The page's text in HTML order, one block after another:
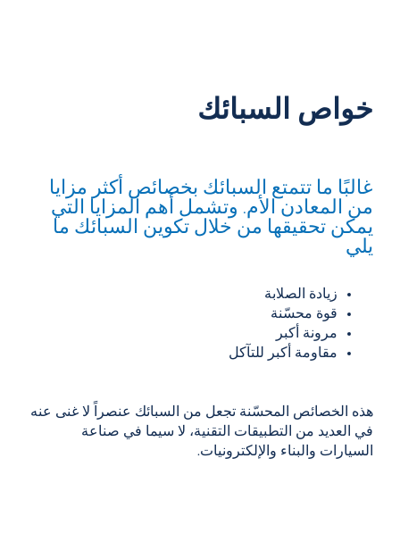
خواص السبائك
غالبًا ما تتمتع السبائك بخصائص أكثر مزايا
من المعادن الأم. وتشمل أهم المزايا التي
يمكن تحقيقها من خلال تكوين السبائك ما
يلي
زيادة الصلابة
قوة محسّنة
مرونة أكبر
مقاومة أكبر للتآكل
هذه الخصائص المحسّنة تجعل من السبائك عنصراً لا غنى عنه
في العديد من التطبيقات التقنية، لا سيما في صناعة
السيارات والبناء والإلكترونيات.